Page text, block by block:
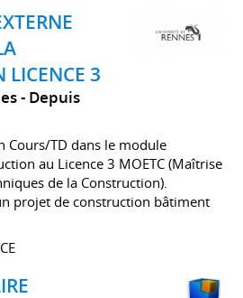
LICENCE 3
Depuis
Cours/TD dans le module
au Licence 3 MOETC (Maîtrise
de la Construction).
projet de construction bâtiment